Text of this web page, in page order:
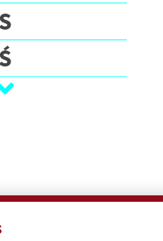
S
Ś